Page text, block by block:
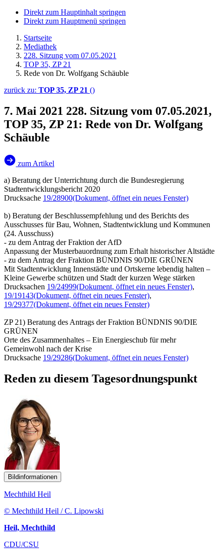
Direkt zum Hauptinhalt springen
Direkt zum Hauptmenü springen
Startseite
Mediathek
228. Sitzung vom 07.05.2021
TOP 35, ZP 21
Rede von Dr. Wolfgang Schäuble
zurück zu: TOP 35, ZP 21 ()
7. Mai 2021 228. Sitzung vom 07.05.2021,
TOP 35, ZP 21: Rede von Dr. Wolfgang
Schäuble
zum Artikel
a) Beratung der Unterrichtung durch die Bundesregierung
Stadtentwicklungsbericht 2020
Drucksache 19/28900(Dokument, öffnet ein neues Fenster)
b) Beratung der Beschlussempfehlung und des Berichts des
Ausschusses für Bau, Wohnen, Stadtentwicklung und Kommunen
(24. Ausschuss)
- zu dem Antrag der Fraktion der AfD
Anpassung der Musterbauordnung zum Erhalt historischer Altstädte
- zu dem Antrag der Fraktion BÜNDNIS 90/DIE GRÜNEN
Mit Stadtentwicklung Innenstädte und Ortskerne lebendig halten –
Kleine Gewerbe schützen und Stadt der kurzen Wege stärken
Drucksachen 19/24999(Dokument, öffnet ein neues Fenster),
19/19143(Dokument, öffnet ein neues Fenster),
19/29377(Dokument, öffnet ein neues Fenster)
ZP 21) Beratung des Antrags der Fraktion BÜNDNIS 90/DIE
GRÜNEN
Orte des Zusammenhaltes – Ein Energieschub für mehr
Gemeinwohl nach der Krise
Drucksache 19/29286(Dokument, öffnet ein neues Fenster)
Reden zu diesem Tagesordnungspunkt
Bildinformationen
Mechthild Heil
© Mechthild Heil / C. Lipowski
Heil, Mechthild
CDU/CSU